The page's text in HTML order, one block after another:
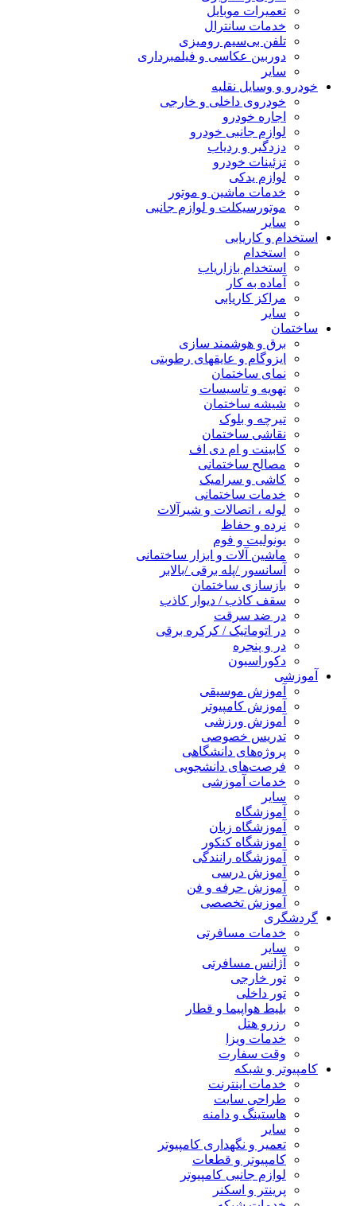
تعمیرات موبایل
خدمات سانترال
تلفن بی‌سیم رومیزی
دوربین عکاسی و فیلمبرداری
سایر
خودرو و وسایل نقلیه
خودروی داخلی و خارجی
اجاره خودرو
لوازم جانبی خودرو
دزدگیر و ردیاب
تزئینات خودرو
لوازم یدکی
خدمات ماشین و موتور
موتورسیکلت و لوازم جانبی
سایر
استخدام و کاریابی
استخدام
استخدام بازاریاب
آماده به کار
مراکز کاریابی
سایر
ساختمان
برق و هوشمند سازی
ایزوگام و عایقهای رطوبتی
نمای ساختمان
تهویه و تاسیسات
شیشه ساختمان
تیرچه و بلوک
نقاشی ساختمان
کابینت و ام دی اف
مصالح ساختمانی
کاشی و سرامیک
خدمات ساختمانی
لوله ، اتصالات و شیرآلات
نرده و حفاظ
یونولیت و فوم
ماشین آلات و ابزار ساختمانی
آسانسور /پله برقی /بالابر
بازسازی ساختمان
سقف کاذب / دیوار کاذب
در ضد سرقت
در اتوماتیک / کرکره برقی
در و پنجره
دکوراسیون
آموزشی
آموزش موسیقی
آموزش کامپیوتر
آموزش ورزشی
تدریس خصوصی
پروژه‌های دانشگاهی
فرصت‌های دانشجویی
خدمات آموزشی
سایر
آموزشگاه
آموزشگاه زبان
آموزشگاه کنکور
آموزشگاه رانندگی
آموزش درسی
آموزش حرفه و فن
آموزش تخصصی
گردشگری
خدمات مسافرتی
سایر
آژانس مسافرتی
تور خارجی
تور داخلی
بلیط هواپیما و قطار
رزرو هتل
خدمات ویزا
وقت سفارت
کامپیوتر و شبکه
خدمات اینترنت
طراحی سایت
هاستینگ و دامنه
سایر
تعمیر و نگهداری کامپیوتر
کامپیوتر و قطعات
لوازم جانبی کامپیوتر
پرینتر و اسکنر